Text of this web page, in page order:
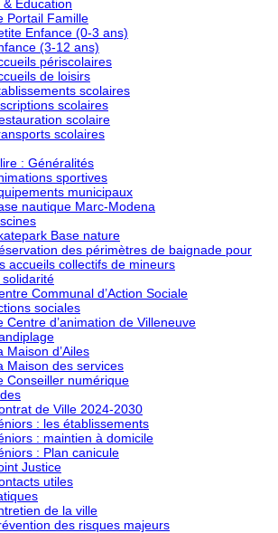
& Education
Portail Famille
Enfance (0-3 ans)
(3-12 ans)
périscolaires
de loisirs
scolaires
scolaires
scolaire
scolaires
: Généralités
sportives
municipaux
nautique Marc-Modena
Base nature
des périmètres de baignade pour
accueils collectifs de mineurs
solidarité
Communal d’Action Sociale
sociales
Centre d’animation de Villeneuve
Maison d’Ailes
Maison des services
Conseiller numérique
de Ville 2024-2030
: les établissements
: maintien à domicile
: Plan canicule
Justice
utiles
de la ville
des risques majeurs